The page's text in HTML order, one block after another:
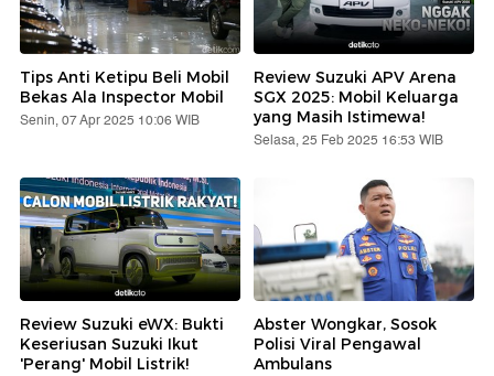
Tips Anti Ketipu Beli Mobil
Bekas Ala Inspector Mobil
Senin, 07 Apr 2025 10:06 WIB
Review Suzuki APV Arena
SGX 2025: Mobil Keluarga
yang Masih Istimewa!
Selasa, 25 Feb 2025 16:53 WIB
Review Suzuki eWX: Bukti
Keseriusan Suzuki Ikut
'Perang' Mobil Listrik!
Abster Wongkar, Sosok
Polisi Viral Pengawal
Ambulans